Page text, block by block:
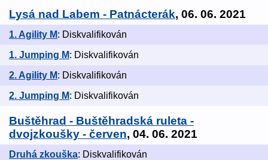
Lysá nad Labem - Patnácterák, 06. 06. 2021
1. Agility M: Diskvalifikován
1. Jumping M: Diskvalifikován
2. Agility M: Diskvalifikován
2. Jumping M: Diskvalifikován
Buštěhrad - Buštěhradská ruleta -
dvojzkoušky - červen, 04. 06. 2021
Druhá zkouška: Diskvalifikován